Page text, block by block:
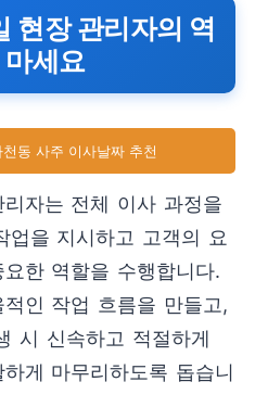
현장 관리자의 역
세요
동 사주 이사날짜 추천
자는 전체 이사 과정을
업을 지시하고 고객의 요
한 역할을 수행합니다.
인 작업 흐름을 만들고,
시 신속하고 적절하게
게 마무리하도록 돕습니